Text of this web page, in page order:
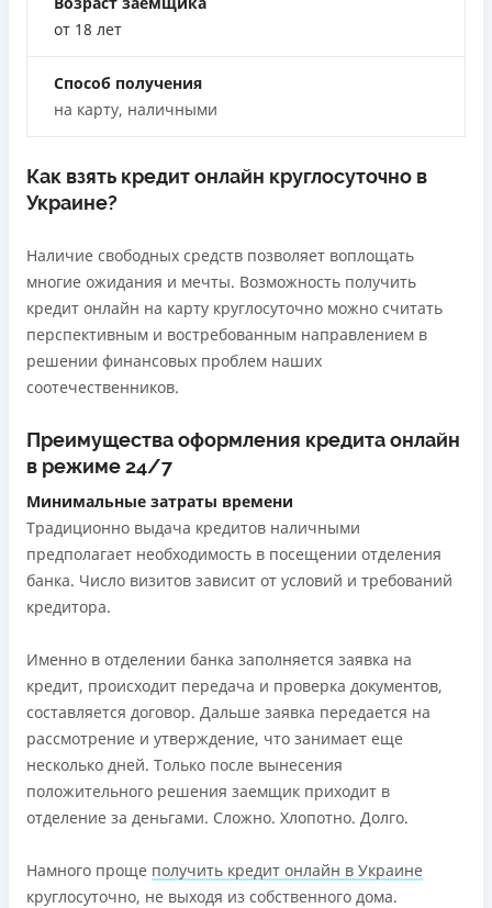
Лицензия переоформлена 18.03.2024 г.
Вся информация о кредите
ПОЛУЧИТЬ ЗАЙМ Подробнее
от 18 лет
Способ получения
на карту, наличными
Как взять кредит онлайн круглосуточно в
Украине?
Наличие свободных средств позволяет воплощать
многие ожидания и мечты. Возможность получить
кредит онлайн на карту круглосуточно можно считать
перспективным и востребованным направлением в
решении финансовых проблем наших
соотечественников.
Преимущества оформления кредита онлайн
в режиме 24/7
Минимальные затраты времени
Традиционно выдача кредитов наличными
предполагает необходимость в посещении отделения
банка. Число визитов зависит от условий и требований
кредитора.
Именно в отделении банка заполняется заявка на
кредит, происходит передача и проверка документов,
составляется договор. Дальше заявка передается на
рассмотрение и утверждение, что занимает еще
несколько дней. Только после вынесения
положительного решения заемщик приходит в
отделение за деньгами. Сложно. Хлопотно. Долго.
Намного проще получить кредит онлайн в Украине
круглосуточно, не выходя из собственного дома.